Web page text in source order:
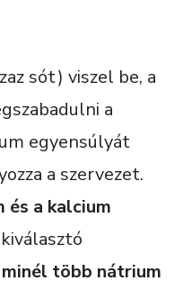
sót) viszel be, a
a
egyensúlyát
a szervezet.
és a kalcium
minél több nátrium